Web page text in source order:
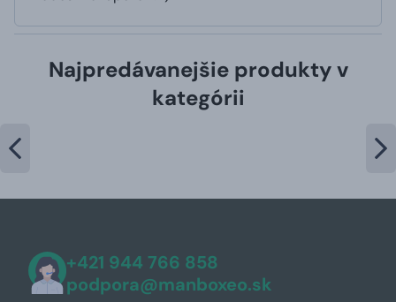
Najpredávanejšie produkty v
kategórii
+421 944 766 858
podpora@manboxeo.sk